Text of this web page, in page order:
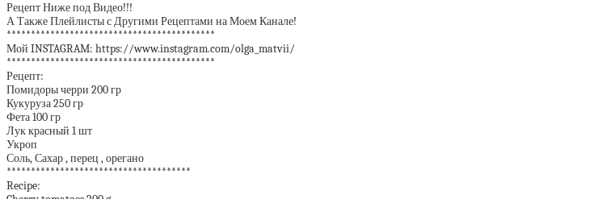
Рецепт Ниже под Видео!!!
А Также Плейлисты с Другими Рецептами на Моем Канале!
*******************************************
Мой INSTAGRAM: https://www.instagram.com/olga_matvii/
*******************************************
Рецепт:
Помидоры черри 200 гр
Кукуруза 250 гр
Фета 100 гр
Лук красный 1 шт
Укроп
Соль, Сахар , перец , орегано
**************************************
Recipe: